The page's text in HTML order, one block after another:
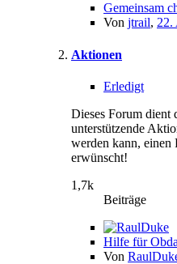
Gemeinsam
Von jtrail, 22.
Aktionen
Erledigt
Dieses Forum dient
unterstützende
werden kann, einen
erwünscht!
1,7k
Beiträge
Hilfe für
Von